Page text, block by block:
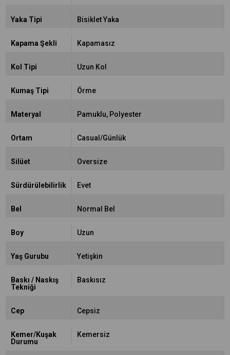
Yaka Tipi Bisiklet Yaka
Kapama Şekli Kapamasız
Kol Tipi Uzun Kol
Kumaş Tipi Örme
Materyal Pamuklu Polyester
Ortam Casual/Günlük
Silüet Oversize
Sürdürülebilirlik Evet
Bel Normal Bel
Boy Uzun
Yaş Gurubu Yetişkin
Baskı / Naskış
Tekniği
Baskısız
Cep Cepsiz
Kemer/Kuşak
Durumu
Kemersiz